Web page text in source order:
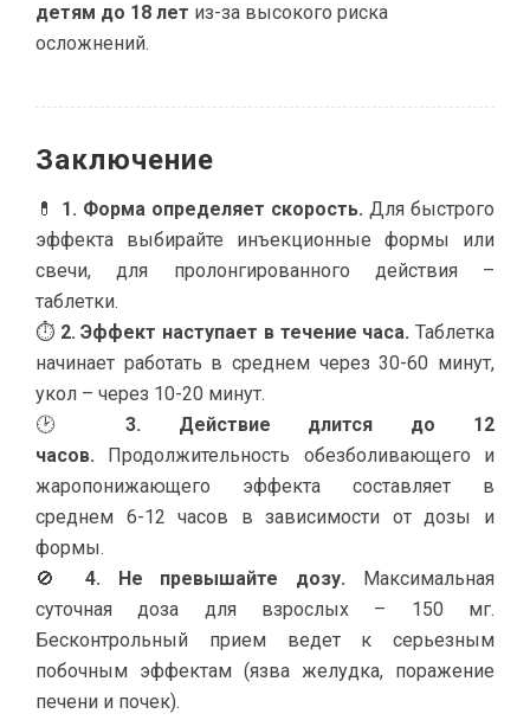
детям до 18 лет из-за высокого риска
осложнений.
Заключение
💊 1. Форма определяет скорость. Для быстрого
эффекта выбирайте инъекционные формы или
свечи, для пролонгированного действия –
таблетки.
⏱️ 2. Эффект наступает в течение часа. Таблетка
начинает работать в среднем через 30-60 минут,
укол – через 10-20 минут.
🕑 3. Действие длится до 12
часов. Продолжительность обезболивающего и
жаропонижающего эффекта составляет в
среднем 6-12 часов в зависимости от дозы и
формы.
🚫 4. Не превышайте дозу. Максимальная
суточная доза для взрослых – 150 мг.
Бесконтрольный прием ведет к серьезным
побочным эффектам (язва желудка, поражение
печени и почек).